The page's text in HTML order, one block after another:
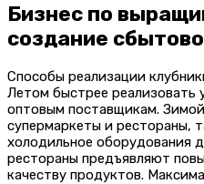
Бизнес по
создание
Способы реализации
Летом быстрее реализовать
оптовым поставщикам.
супермаркеты и рестораны,
холодильное оборудования
рестораны предъявляют
качеству продуктов.